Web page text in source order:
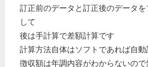
訂正前のデータと訂正後のデータを
して
後は手計算で差額計算です
計算方法自体はソフトであれば自動
徴収額は年調内容がわからないので